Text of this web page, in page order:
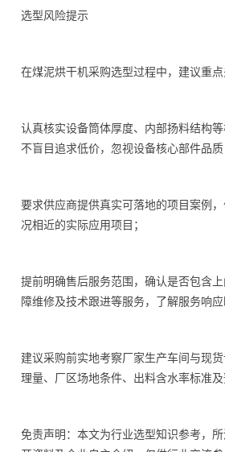
选型风险提示
在煤泥烘干机采购选型过程中，建议重点
认真核实设备筒体厚度、内部扬料结构等
不盲目追求低价，忽视设备核心部件品质
要求供应商提供真实可落地的项目案例
况相近的实际应用项目；
提前明确售后服务范围，确认是否包含
障维修及技术跟进等服务，了解服务响应
建议采购前实地考察厂家生产车间与现
理量、厂区场地条件、出料含水率标准及
免责声明：本文为行业选型知识参考，